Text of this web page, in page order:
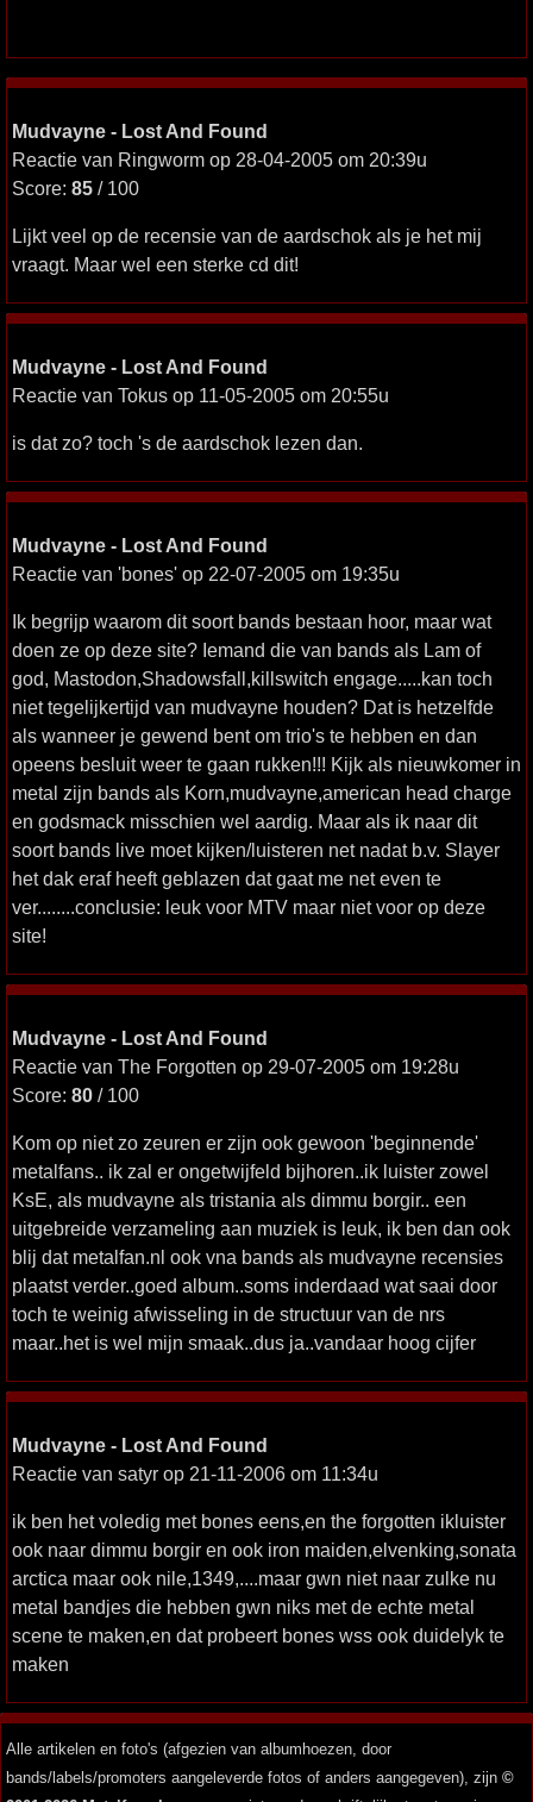
Mudvayne - Lost And Found
Reactie van Ringworm op 28-04-2005 om 20:39u
Score: 85 / 100
Lijkt veel op de recensie van de aardschok als je het mij
vraagt. Maar wel een sterke cd dit!
Mudvayne - Lost And Found
Reactie van Tokus op 11-05-2005 om 20:55u
is dat zo? toch 's de aardschok lezen dan.
Mudvayne - Lost And Found
Reactie van 'bones' op 22-07-2005 om 19:35u
Ik begrijp waarom dit soort bands bestaan hoor, maar wat
doen ze op deze site? Iemand die van bands als Lam of
god, Mastodon,Shadowsfall,killswitch engage.....kan toch
niet tegelijkertijd van mudvayne houden? Dat is hetzelfde
als wanneer je gewend bent om trio's te hebben en dan
opeens besluit weer te gaan rukken!!! Kijk als nieuwkomer in
metal zijn bands als Korn,mudvayne,american head charge
en godsmack misschien wel aardig. Maar als ik naar dit
soort bands live moet kijken/luisteren net nadat b.v. Slayer
het dak eraf heeft geblazen dat gaat me net even te
ver........conclusie: leuk voor MTV maar niet voor op deze
site!
Mudvayne - Lost And Found
Reactie van The Forgotten op 29-07-2005 om 19:28u
Score: 80 / 100
Kom op niet zo zeuren er zijn ook gewoon 'beginnende'
metalfans.. ik zal er ongetwijfeld bijhoren..ik luister zowel
KsE, als mudvayne als tristania als dimmu borgir.. een
uitgebreide verzameling aan muziek is leuk, ik ben dan ook
blij dat metalfan.nl ook vna bands als mudvayne recensies
plaatst verder..goed album..soms inderdaad wat saai door
toch te weinig afwisseling in de structuur van de nrs
maar..het is wel mijn smaak..dus ja..vandaar hoog cijfer
Mudvayne - Lost And Found
Reactie van satyr op 21-11-2006 om 11:34u
ik ben het voledig met bones eens,en the forgotten ikluister
ook naar dimmu borgir en ook iron maiden,elvenking,sonata
arctica maar ook nile,1349,....maar gwn niet naar zulke nu
metal bandjes die hebben gwn niks met de echte metal
scene te maken,en dat probeert bones wss ook duidelyk te
maken
Alle artikelen en foto's (afgezien van albumhoezen, door
bands/labels/promoters aangeleverde fotos of anders aangegeven), zijn ©